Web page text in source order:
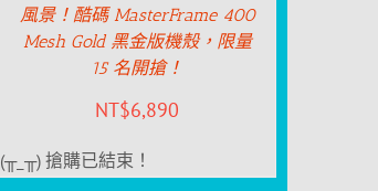
風景！酷碼 MasterFrame 400
Mesh Gold 黑金版機殼，限量
15 名開搶！
NT$6,890
(╥_╥) 搶購已結束！